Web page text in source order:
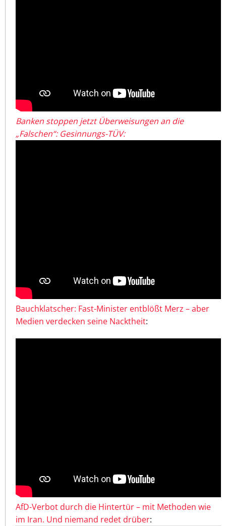
Banken stoppen jetzt Überweisungen an die
„Falschen“: Gesinnungs-TÜV:
Bauchklatscher: Fast-Minister entblößt Merz – aber
Medien verdecken seine Nacktheit:
AfD-Verbot durch die Hintertür – mit Methoden wie
im Iran. Und niemand redet drüber: